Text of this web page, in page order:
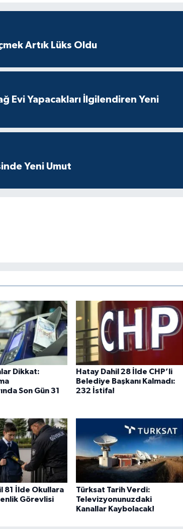
Artık Lüks Oldu
Evi Yapacakları İlgilendiren Yeni
Yeni Umut
Dikkat:
Son Gün 31
Hatay Dahil 28 İlde CHP’li
Belediye Başkanı Kalmadı:
232 İstifa!
81 İlde Okullara
Görevlisi
Türksat Tarih Verdi:
Televizyonunuzdaki
Kanallar Kaybolacak!